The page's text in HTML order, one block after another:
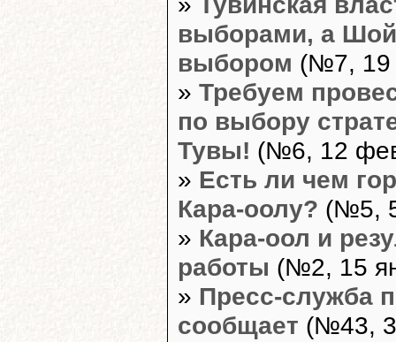
выборами, а
выбором (№7, 19
» Требуем
по выбору
Тувы! (№6, 12
» Есть ли чем
Кара-оолу? (№5,
» Кара-оол и
работы (№2, 15
» Пресс-служба
сообщает (№43,